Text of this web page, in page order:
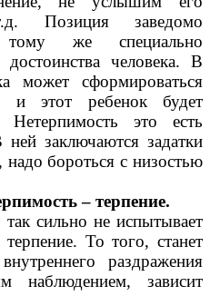
Позиция заведомо
тому же специально
человека. В
может сформироваться
и этот ребенок будет
Нетерпимость это есть
заключаются задатки
бороться с низостью
– терпение.
так сильно не испытывает
терпение. То того, станет
раздражения
наблюдением, зависит